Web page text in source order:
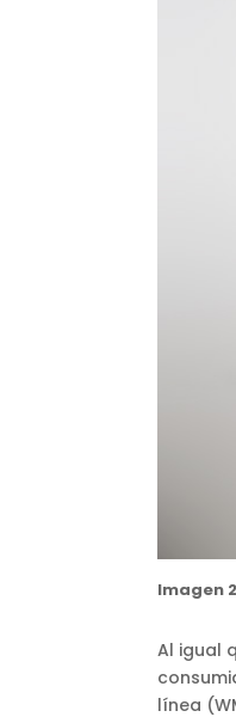
Imagen 2
Al igual
línea